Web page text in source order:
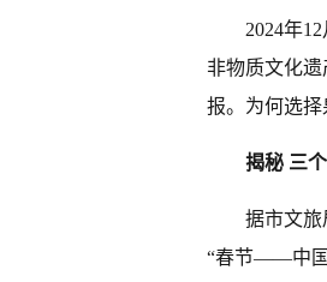
2024年
非物质文化
报。为何选择
揭秘 三
据市文旅
“春节——中国